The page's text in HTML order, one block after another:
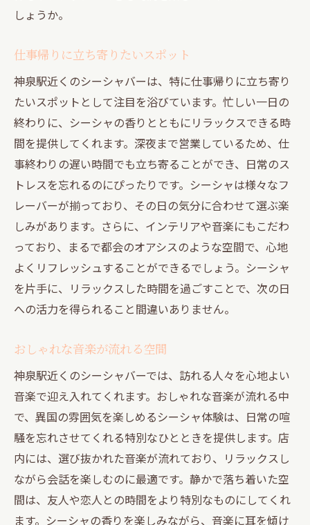
しょうか。
仕事帰りに立ち寄りたいスポット
神泉駅近くのシーシャバーは、特に仕事帰りに立ち寄り
たいスポットとして注目を浴びています。忙しい一日の
終わりに、シーシャの香りとともにリラックスできる時
間を提供してくれます。深夜まで営業しているため、仕
事終わりの遅い時間でも立ち寄ることができ、日常のス
トレスを忘れるのにぴったりです。シーシャは様々なフ
レーバーが揃っており、その日の気分に合わせて選ぶ楽
しみがあります。さらに、インテリアや音楽にもこだわ
っており、まるで都会のオアシスのような空間で、心地
よくリフレッシュすることができるでしょう。シーシャ
を片手に、リラックスした時間を過ごすことで、次の日
への活力を得られること間違いありません。
おしゃれな音楽が流れる空間
神泉駅近くのシーシャバーでは、訪れる人々を心地よい
音楽で迎え入れてくれます。おしゃれな音楽が流れる中
で、異国の雰囲気を楽しめるシーシャ体験は、日常の喧
騒を忘れさせてくれる特別なひとときを提供します。店
内には、選び抜かれた音楽が流れており、リラックスし
ながら会話を楽しむのに最適です。静かで落ち着いた空
間は、友人や恋人との時間をより特別なものにしてくれ
ます。シーシャの香りを楽しみながら、音楽に耳を傾け